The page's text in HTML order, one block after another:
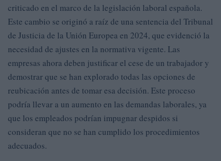
criticado en el marco de la legislación laboral española.
Este cambio se originó a raíz de una sentencia del Tribunal
de Justicia de la Unión Europea en 2024, que evidenció la
necesidad de ajustes en la normativa vigente. Las
empresas ahora deben justificar el cese de un trabajador y
demostrar que se han explorado todas las opciones de
reubicación antes de tomar esa decisión. Este proceso
podría llevar a un aumento en las demandas laborales, ya
que los empleados podrían impugnar despidos si
consideran que no se han cumplido los procedimientos
adecuados.